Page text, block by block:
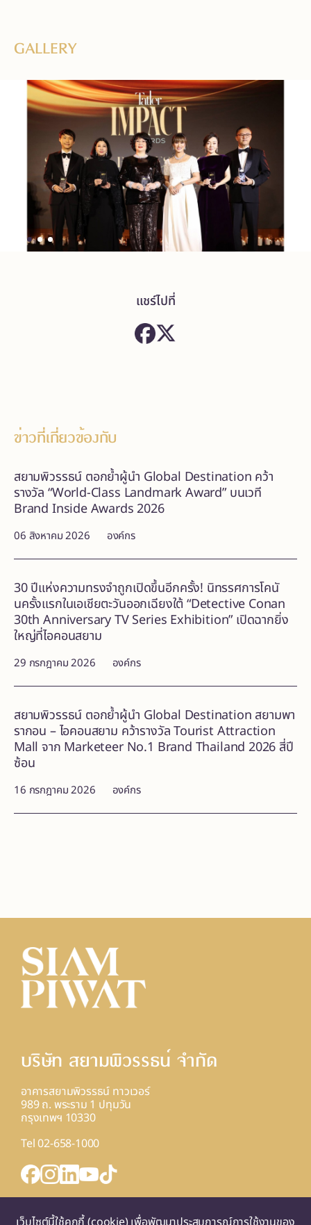
GALLERY
แชร์ไปที่
ข่าวที่เกี่ยวข้องกับ
06 สิงหาคม 2026 องค์กร
สยามพิวรรธน์ ตอกย้ำผู้นำ Global Destination คว้า
รางวัล “World-Class Landmark Award” บนเวที
Brand Inside Awards 2026
29 กรกฎาคม 2026 องค์กร
30 ปีแห่งความทรงจำถูกเปิดขึ้นอีกครั้ง! นิทรรศการโคนั
นครั้งแรกในเอเชียตะวันออกเฉียงใต้ “Detective Conan
30th Anniversary TV Series Exhibition” เปิดฉากยิ่ง
ใหญ่ที่ไอคอนสยาม
16 กรกฎาคม 2026 องค์กร
สยามพิวรรธน์ ตอกย้ำผู้นำ Global Destination สยามพา
รากอน – ไอคอนสยาม คว้ารางวัล Tourist Attraction
Mall จาก Marketeer No.1 Brand Thailand 2026 สี่ปี
ซ้อน
บริษัท สยามพิวรรธน์ จํากัด
อาคารสยามพิวรรธน์ ทาวเวอร์
989 ถ. พระราม 1 ปทุมวัน
กรุงเทพฯ 10330
Tel 02-658-1000